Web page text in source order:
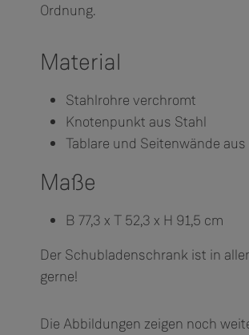
Ordnung.
Material
Stahlrohre verchromt
Knotenpunkt aus Stahl
Tablare und Seitenwände
Maße
B 77,3 x T 52,3 x H 91,5 cm
Der Schubladenschrank ist in
gerne!
Die Abbildungen zeigen noch